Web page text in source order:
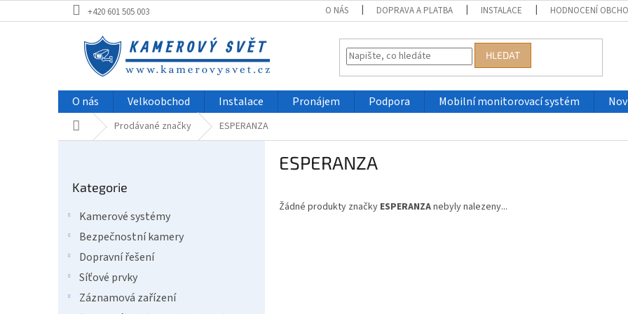
na
+420 601 505 003 O NÁS DOPRAVA A PLATBA INSTALACE HODNOCENÍ
HLEDAT
O nás Velkoobchod Instalace Pronájem Podpora Mobilní monitorovací systém
Domů Prodávané značky ESPERANZA
kategorie
Kategorie
Kamerové systémy
Bezpečnostní kamery
Dopravní řešení
Síťové prvky
Záznamová zařízení
ESPERANZA
Žádné produkty značky ESPERANZAnebyly nalezeny...